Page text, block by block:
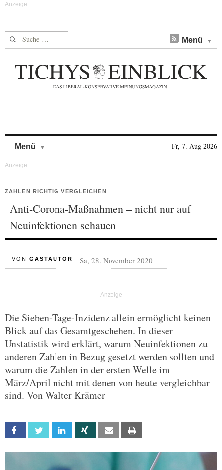
Suche nach: Menü
Menü Fr, 7. Aug 2026
ZAHLEN RICHTIG VERGLEICHEN
Anti-Corona-Maßnahmen – nicht nur auf
Neuinfektionen schauen
VON GASTAUTOR Sa, 28. November 2020
Die Sieben-Tage-Inzidenz allein ermöglicht keinen
Blick auf das Gesamtgeschehen. In dieser
Unstatistik wird erklärt, warum Neuinfektionen zu
anderen Zahlen in Bezug gesetzt werden sollten und
warum die Zahlen in der ersten Welle im
März/April nicht mit denen von heute vergleichbar
sind. Von Walter Krämer
Facebook Twitter Linkedin Xing Email